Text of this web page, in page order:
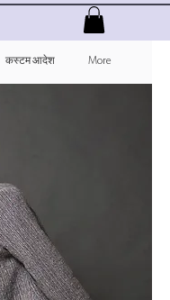
कस्टम आदेश More